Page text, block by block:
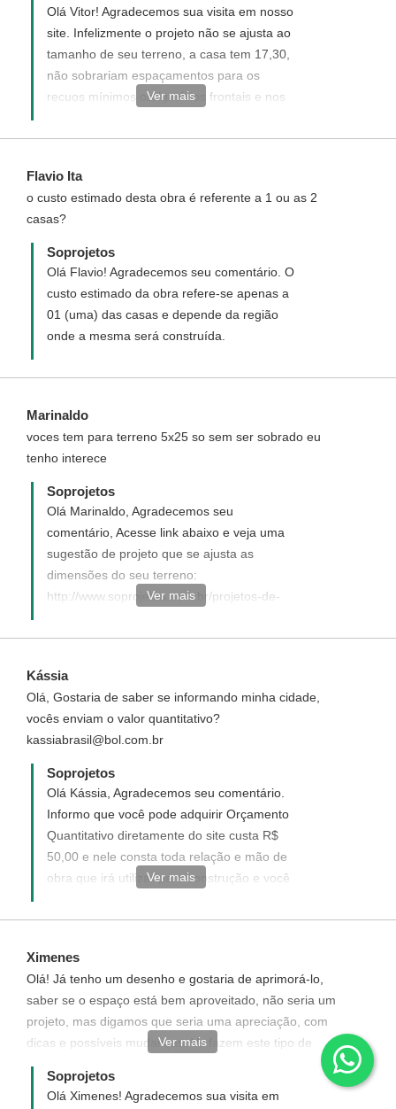
Olá Vitor! Agradecemos sua visita em nosso
site. Infelizmente o projeto não se ajusta ao
tamanho de seu terreno, a casa tem 17,30,
não sobrariam espaçamentos para os
recuos mínimos obrigatórios frontais e nos
sugestões de projetos para o tamanho de
http://www.soprojetos.com.br/ver-
projetos/plantas?
Ver mais
Flavio Ita
o custo estimado desta obra é referente a 1 ou as 2
casas?
Soprojetos
Olá Flavio! Agradecemos seu comentário. O
custo estimado da obra refere-se apenas a
01 (uma) das casas e depende da região
onde a mesma será construída.
Marinaldo
voces tem para terreno 5x25 so sem ser sobrado eu
tenho interece
Soprojetos
Olá Marinaldo, Agradecemos seu
comentário, Acesse link abaixo e veja uma
sugestão de projeto que se ajusta as
dimensões do seu terreno:
http://www.soprojetos.com.br/projetos-de-
Ver mais
Kássia
Olá, Gostaria de saber se informando minha cidade,
vocês enviam o valor quantitativo?
kassiabrasil@bol.com.br
Soprojetos
Olá Kássia, Agradecemos seu comentário.
Informo que você pode adquirir Orçamento
Quantitativo diretamente do site custa R$
50,00 e nele consta toda relação e mão de
obra que irá utilizar para construção e você
cidade.
Ver mais
Ximenes
Olá! Já tenho um desenho e gostaria de aprimorá-lo,
saber se o espaço está bem aproveitado, não seria um
projeto, mas digamos que seria uma apreciação, com
dicas e possíveis mudanças. Vc fazem este tipo de
avaliação?
Ver mais
Soprojetos
Olá Ximenes! Agradecemos sua visita em